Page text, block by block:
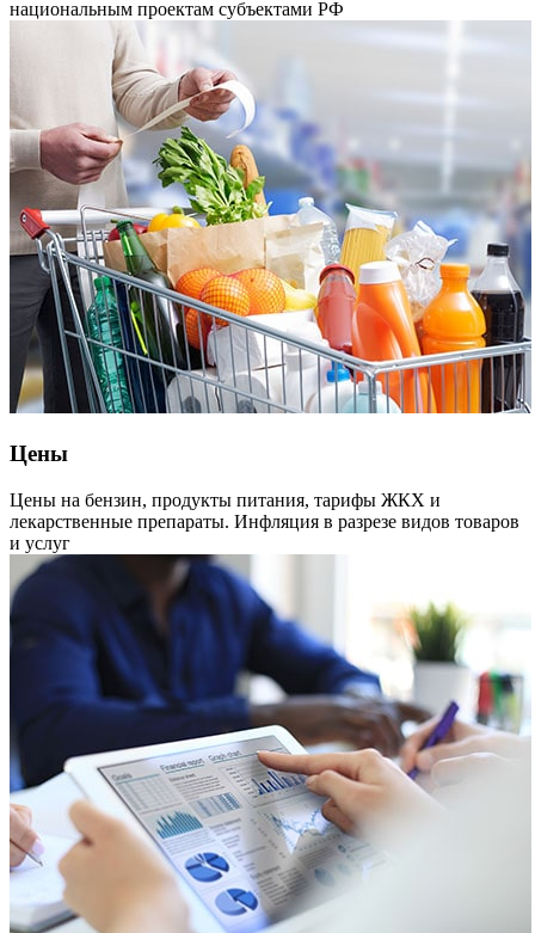
национальным проектам субъектами РФ
Цены
Цены на бензин, продукты питания, тарифы ЖКХ и
лекарственные препараты. Инфляция в разрезе видов товаров
и услуг